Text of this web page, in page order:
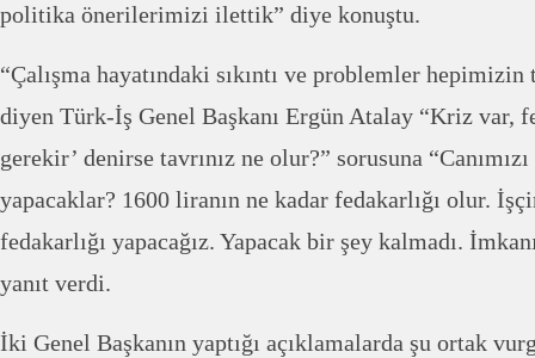
politika önerilerimizi ilettik” diye konuştu.
“Çalışma hayatındaki sıkıntı ve problemler
diyen Türk-İş Genel Başkanı Ergün Atalay “Kriz var,
gerekir’ denirse tavrınız ne olur?” sorusuna
yapacaklar? 1600 liranın ne kadar fedakarlığı olur.
fedakarlığı yapacağız. Yapacak bir şey kalmadı.
yanıt verdi.
İki Genel Başkanın yaptığı açıklamalarda şu ortak